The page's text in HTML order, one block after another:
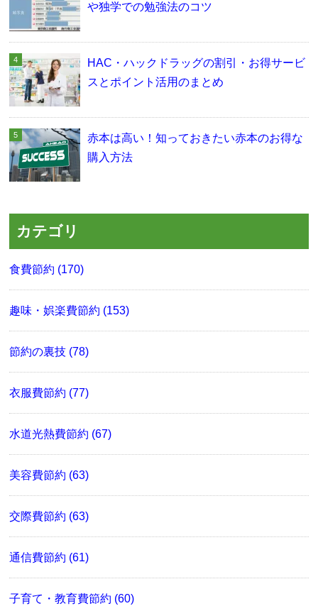
や独学での勉強法のコツ
HAC・ハックドラッグの割引・お得サービ
スとポイント活用のまとめ
赤本は高い！知っておきたい赤本のお得な
購入方法
カテゴリ
食費節約 (170)
趣味・娯楽費節約 (153)
節約の裏技 (78)
衣服費節約 (77)
水道光熱費節約 (67)
美容費節約 (63)
交際費節約 (63)
通信費節約 (61)
子育て・教育費節約 (60)